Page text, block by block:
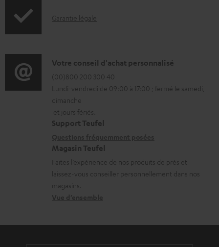
g
e
a
b
l
e
s
I
o
r
m
a
t
o
n
s
l
Garantie légale
D
é
t
a
i
s
c
o
a
Votre conseil d'achat personnalisé
(00)800 200 300 40
Lundi-vendredi de 09:00 à 17:00 ; fermé le samedi,
dimanche
et jours fériés.
Support Teufel
Magasin Teufel
Faites l’expérience de nos produits de près et
laissez-vous conseiller personnellement dans nos
magasins.